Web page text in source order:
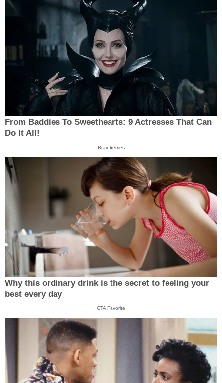
From Baddies To Sweethearts: 9 Actresses That Can
Do It All!
Brainberries
Why this ordinary drink is the secret to feeling your
best every day
CTA Favorite